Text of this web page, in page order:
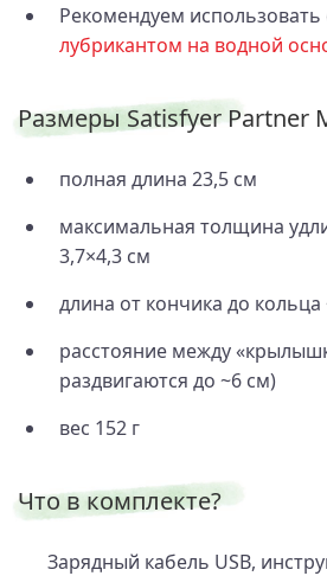
Рекомендуем
лубрикантом на водной
Размеры Satisfyer Partner
полная длина 23,5 см
максимальная толщина
3,7×4,3 см
длина от кончика до кольца
расстояние между
раздвигаются до ~6 см)
вес 152 г
Что в комплекте?
Зарядный кабель USB,